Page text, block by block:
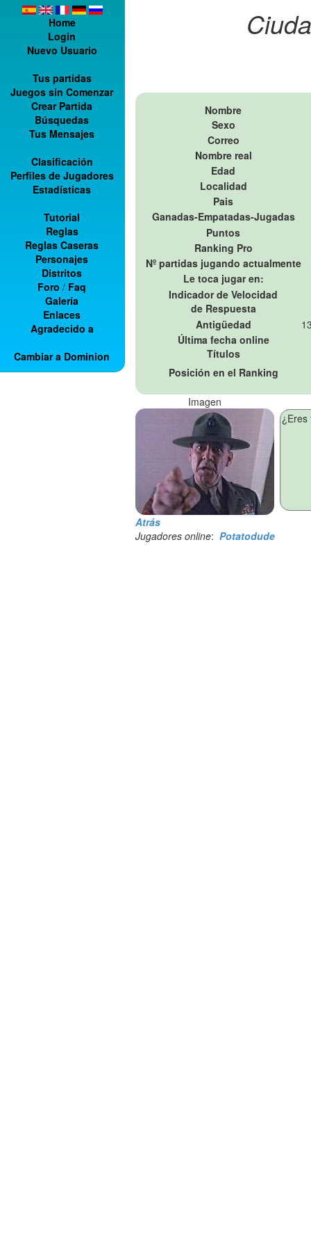
Home
Login
Nuevo Usuario
Tus partidas
Juegos sin Comenzar
Crear Partida
Búsquedas
Tus Mensajes
Clasificación
Perfiles de Jugadores
Estadísticas
Tutorial
Reglas
Reglas Caseras
Personajes
Distritos
Foro / Faq
Galería
Enlaces
Agradecido a
Cambiar a Dominion
Nombre
Sexo
Correo
Nombre real
Edad
Localidad
Pais
Ganadas-Empatadas-Jugadas
Puntos
Ranking Pro
Nº partidas jugando actualmente
Le toca jugar en:
Indicador de Velocidad
de Respuesta
Antigüedad
Última fecha online
Títulos
Posición en el Ranking
Imagen
Atrás
Jugadores online: Potatodude